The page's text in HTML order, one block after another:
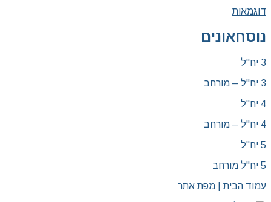
דוגמאות
נוסחאונים
3 יח"ל
3 יח"ל – מורחב
4 יח"ל
4 יח"ל – מורחב
5 יח"ל
5 יח"ל מורחב
עמוד הבית | מפת אתר